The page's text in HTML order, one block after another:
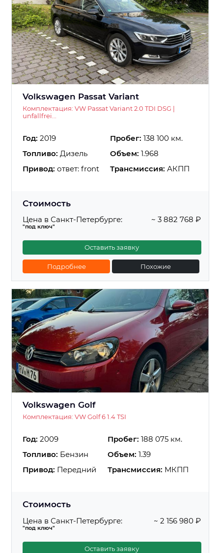
Volkswagen Passat Variant
Комплектация: VW Passat Variant 2.0 TDI DSG |
unfallfrei...
Год: 2019 Пробег: 138 100 км.
Топливо: Дизель Объем: 1.968
Привод: ответ: front Трансмиссия: АКПП
Стоимость
Цена в Санкт-Петербурге:
"под ключ"
~ 3 882 768 ₽
Оставить заявку
Подробнее Похожие
Volkswagen Golf
Комплектация: VW Golf 6 1.4 TSI
Год: 2009 Пробег: 188 075 км.
Топливо: Бензин Объем: 1.39
Привод: Передний Трансмиссия: МКПП
Стоимость
Цена в Санкт-Петербурге:
"под ключ"
~ 2 156 980 ₽
Оставить заявку